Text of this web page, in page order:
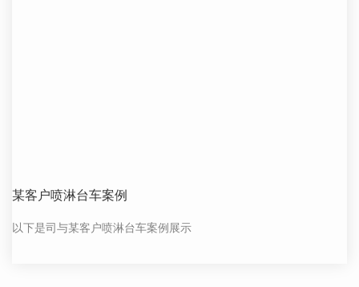
某客户喷淋台车案例
以下是司与某客户喷淋台车案例展示